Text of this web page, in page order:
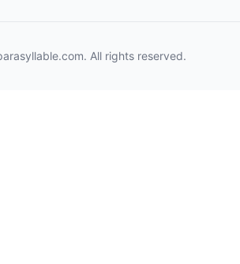
All rights reserved.